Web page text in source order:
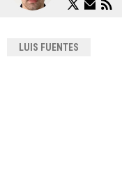
LUIS FUENTES